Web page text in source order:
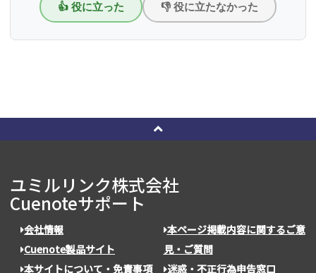
👍 役に立った 👎 役に立たなかった
ユミルリンク株式会社
Cuenoteサポート
会社情報
Cuenote製品サイト
本サイトについて・免責事項
本ページ掲載内容に関するご意
見・ご質問
迷惑・不正行為申告窓口